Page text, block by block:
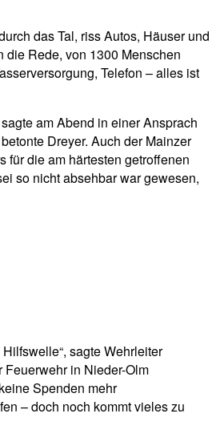
das Tal, riss Autos, Häuser und
die Rede, von 1300 Menschen
Telefon – alles ist
am Abend in einer Ansprach
Dreyer. Auch der Mainzer
für die am härtesten getroffenen
so nicht absehbar war gewesen,
sagte Wehrleiter
in Nieder-Olm
Spenden mehr
– doch noch kommt vieles zu